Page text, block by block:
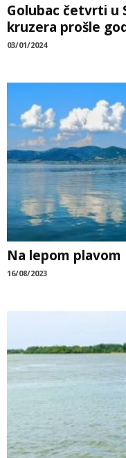
Golubac četvrti u
kruzera prošle
03/01/2024
Na lepom plavom
16/08/2023